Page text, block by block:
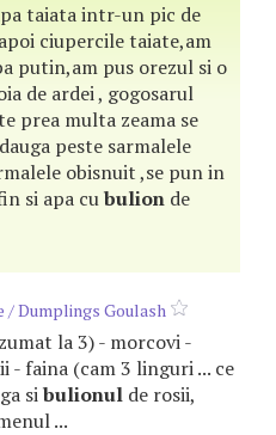
taiata intr-un pic de
ciupercile taiate,am
putin,am pus orezul si o
de ardei , gogosarul
prea multa zeama se
peste sarmalele
obisnuit ,se pun in
si apa cubulion de
/ Dumplings Goulash
la 3) - morcovi -
- faina (cam 3 linguri ... ce
sibulionul de rosii,
...